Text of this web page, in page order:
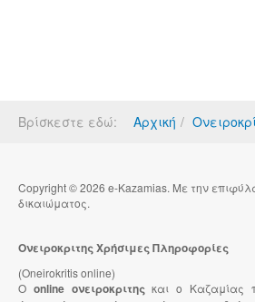
Βρίσκεστε εδώ: Αρχική
Copyright © 2026 e-Kazamias. Με την
δικαιώματος.
Ονειροκριτης Χρήσιμες Πληροφορίες
(Oneirokritis online)
Ο online ονειροκριτηςκαι ο Καζαμίας